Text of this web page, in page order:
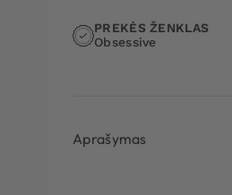
PREKĖS ŽENKLAS
Obsessive
Aprašymas